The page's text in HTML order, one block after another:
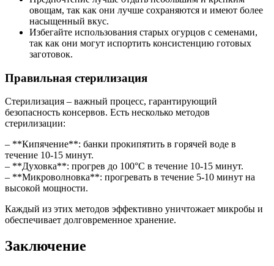
овощам, так как они лучше сохраняются и имеют более
насыщенный вкус.
Избегайте использования старых огурцов с семенами,
так как они могут испортить консистенцию готовых
заготовок.
Правильная стерилизация
Стерилизация – важный процесс, гарантирующий
безопасность консервов. Есть несколько методов
стерилизации:
– **Кипячение**: банки прокипятить в горячей воде в
течение 10-15 минут.
– **Духовка**: прогрев до 100°C в течение 10-15 минут.
– **Микроволновка**: прогревать в течение 5-10 минут на
высокой мощности.
Каждый из этих методов эффективно уничтожает микробы и
обеспечивает долговременное хранение.
Заключение